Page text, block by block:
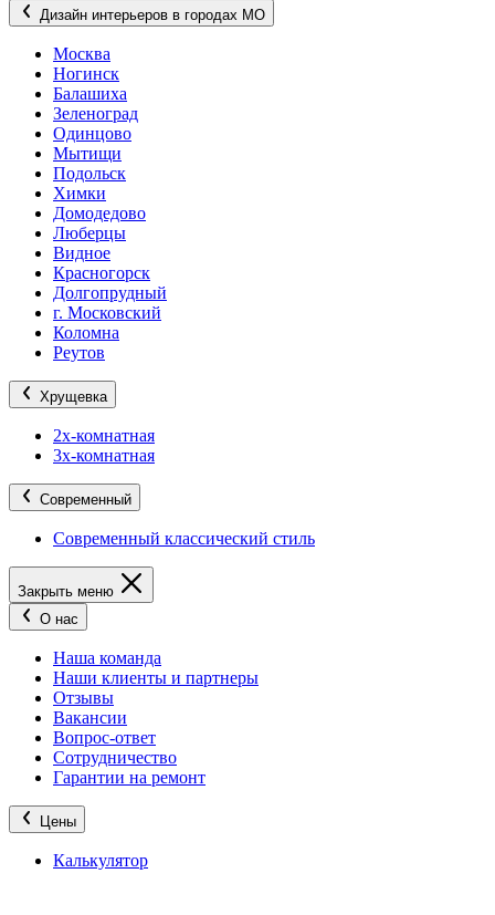
Дизайн интерьеров в городах МО
Москва
Ногинск
Балашиха
Зеленоград
Одинцово
Мытищи
Подольск
Химки
Домодедово
Люберцы
Видное
Красногорск
Долгопрудный
г. Московский
Коломна
Реутов
Хрущевка
2х-комнатная
3х-комнатная
Современный
Современный классический стиль
Закрыть меню
О нас
Наша команда
Наши клиенты и партнеры
Отзывы
Вакансии
Вопрос-ответ
Сотрудничество
Гарантии на ремонт
Цены
Калькулятор